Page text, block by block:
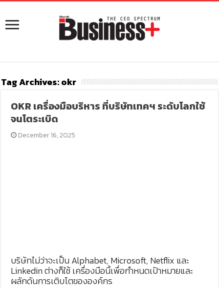
Tag Archives:okr
OKR เครื่องมือบริหาร ที่บริษัทเทคฯ ระดับโลกใช้
จนโตระเบิด
December 16, 2025
บริษัทไม่ว่าจะเป็น Alphabet, Microsoft, Netflix และ
Linkedin ต่างก็ใช้ เครื่องมือนี้เพื่อกำหนดเป้าหมายและ
ผลักดันการเติบโตขององค์กร